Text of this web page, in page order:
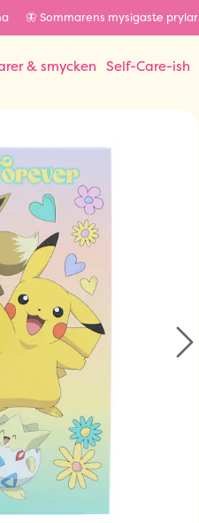
🦋 Sommarens mysigaste prylar
& smycken Self-Care-ish